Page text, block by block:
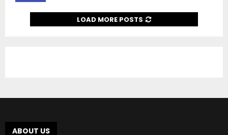
LOAD MORE POSTS
ABOUT US